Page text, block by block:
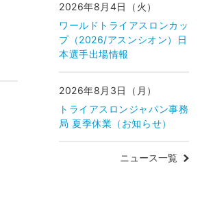
2026年8月4日（火）
ワールドトライアスロンカッ
プ（2026/アスンシオン）日
本選手出場情報
2026年8月3日（月）
トライアスロンジャパン事務
局 夏季休業（お知らせ）
ニュース一覧